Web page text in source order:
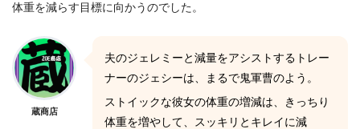
体重を減らす目標に向かうのでした。
蔵商店
夫のジェレミーと減量をアシストするトレー
ナーのジェシーは、まるで鬼軍曹のよう。
ストイックな彼女の体重の増減は、きっちり
体重を増やして、スッキリとキレイに減